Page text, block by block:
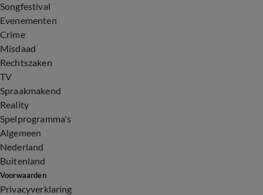
Songfestival
Evenementen
Crime
Misdaad
Rechtszaken
TV
Spraakmakend
Reality
Spelprogramma's
Algemeen
Nederland
Buitenland
Voorwaarden
Privacyverklaring